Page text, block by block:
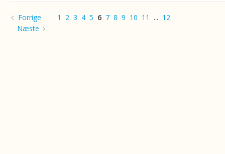
Forrige 1 2 3 4 5 6 7 8 9 10 11 ... 12
Næste